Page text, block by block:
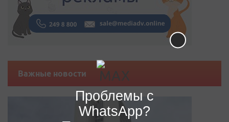
Важные новости
Проблемы с
WhatsApp?